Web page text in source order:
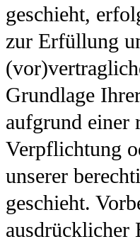
geschieht,
zur Erfüllung
Grundlage
aufgrund einer
Verpflichtung
unserer
geschieht.